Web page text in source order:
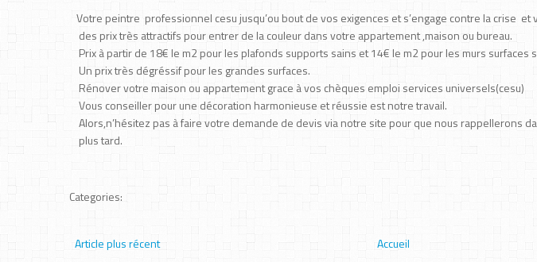
Votre peintre professionnel cesu jusqu’ou bout de vos exigences et s’engage contre la crise
des prix très attractifs pour entrer de la couleur dans votre appartement ,maison ou bureau.
Prix à partir de 18€ le m2 pour les plafonds supports sains et 14€ le m2 pour les murs surfaces
Un prix très dégréssif pour les grandes surfaces.
Rénover votre maison ou appartement grace à vos chèques emploi services universels(cesu)
Vous conseiller pour une décoration harmonieuse et réussie est notre travail.
Alors,n’hésitez pas à faire votre demande de devis via notre site pour que nous rappellerons
plus tard.
Categories:
Article plus récent Accueil